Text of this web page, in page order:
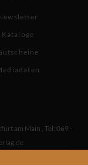
Kataloge
am Main Tel: 069 -